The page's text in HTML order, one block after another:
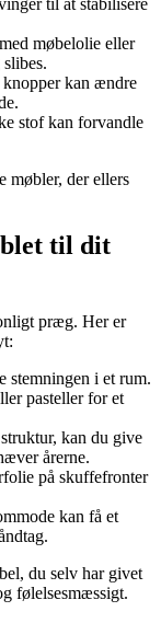
til at stabilisere
møbelolie eller
kan ændre
stof kan forvandle
møbler, der ellers
til dit
præg. Her er
stemningen i et rum.
pasteller for et
kan du give
årerne.
på skuffefronter
kan få et
du selv har givet
følelsesmæssigt.